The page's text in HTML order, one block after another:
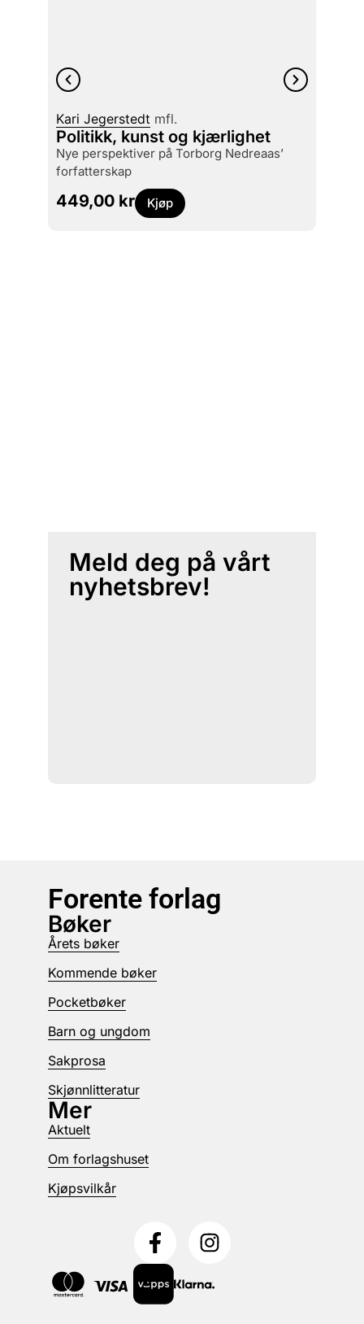
Kari Jegerstedt mfl.
Politikk, kunst og kjærlighet
nye perspektiver på Torborg Nedreaas’
forfatterskap
449,00 kr Kjøp
Meld deg på vårt
nyhetsbrev!
Forente forlag
Bøker
Årets bøker
Kommende bøker
Pocketbøker
Barn og ungdom
Sakprosa
Skjønnlitteratur
Mer
Aktuelt
Om forlagshuset
Kjøpsvilkår